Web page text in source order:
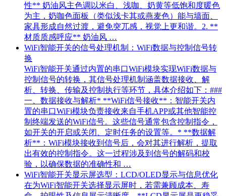
性** 奶油风主色调以米白、浅咖、奶黄等低饱和度暖色
为主，奶咖色面板（类似浅卡其或燕麦色）能与墙面、
家具形成自然过渡，避免突兀感，视觉上更和谐。2. **
材质质感呼应** 奶油风 …
WiFi智能开关的信号处理机制：WiFi数据与控制信号转
换
WiFi智能开关通过内置的串口WiFi模块实现WiFi数据与
控制信号的转换，其信号处理机制涵盖数据接收、解
析、转换、传输及控制执行等环节，具体介绍如下：###
一、数据接收与解析* **WiFi信号接收**：智能开关内
置的串口WiFi模块负责接收来自手机APP或其他智能控
制终端发送的WiFi信号。这些信号通常包含控制指令，
如开关的开启或关闭、定时任务的设置等。* **数据解
析**：WiFi模块接收到信号后，会对其进行解析，提取
出有效的控制指令。这一过程涉及到信号的解码和校
验，以确保数据的准确性和 …
WiFi智能开关显示屏选型：LCD/OLED显示与信息优化
在为WiFi智能开关选择显示屏时，若需兼顾成本、寿